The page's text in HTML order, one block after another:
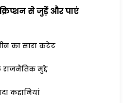
से जुड़ेें और पाएं
का सारा कंटेंट
मुद्दे
कहानियां